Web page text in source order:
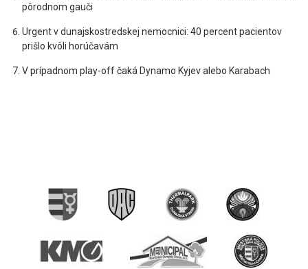
pôrodnom gauči
Urgent v dunajskostredskej nemocnici: 40 percent pacientov
prišlo kvôli horúčavám
V prípadnom play-off čaká Dynamo Kyjev alebo Karabach